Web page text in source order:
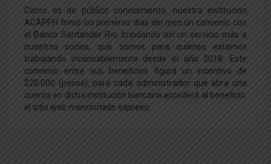
Como es de público conocimiento, nuestra institución
ACAPPH firmó los primeros días del mes un convenio con
el Banco Santander Rio, brindando así un servicio más a
nuestros socios, que somos para quienes estamos
trabajando incansablemente desde el año 2018. Este
convenio entre sus beneficios figura un incentivo de
$20.000 (pesos), para cada administrador que abra una
cuenta en dicha institución bancaria accederá al beneficio,
el sitio web mencionado expresó: